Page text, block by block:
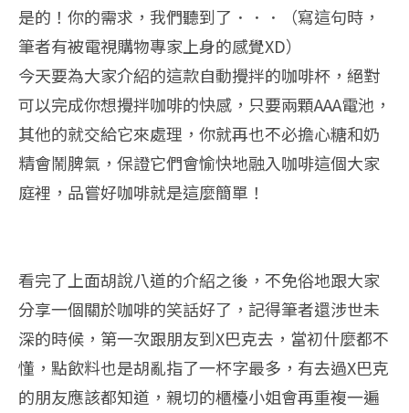
是的！你的需求，我們聽到了．．．（寫這句時，
筆者有被電視購物專家上身的感覺XD）
今天要為大家介紹的這款自動攪拌的咖啡杯，絕對
可以完成你想攪拌咖啡的快感，只要兩顆AAA電池，
其他的就交給它來處理，你就再也不必擔心糖和奶
精會鬧脾氣，保證它們會愉快地融入咖啡這個大家
庭裡，品嘗好咖啡就是這麼簡單！
看完了上面胡說八道的介紹之後，不免俗地跟大家
分享一個關於咖啡的笑話好了，記得筆者還涉世未
深的時候，第一次跟朋友到X巴克去，當初什麼都不
懂，點飲料也是胡亂指了一杯字最多，有去過X巴克
的朋友應該都知道，親切的櫃檯小姐會再重複一遍